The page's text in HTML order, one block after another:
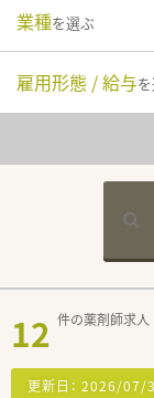
業種を選ぶ
雇用形態 / 給与
12 件の薬剤師求人
更新日： 2026/07/